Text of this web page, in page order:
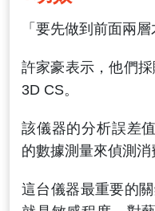
「要先做到前面兩層
許家豪表示，他們
3D CS。
該儀器的分析誤差
的數據測量來偵測消
這台儀器最重要的